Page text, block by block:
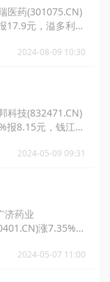
医药(301075.CN)
17.9元，溢多利
2024-08-09 10:30
科技(832471.CN)
报8.15元，钱江生
2024-05-09 09:31
济药业
涨7.35%报
2024-05-07 11:00